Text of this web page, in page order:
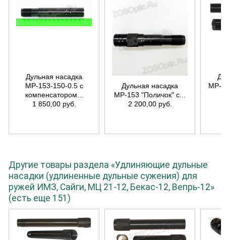
Дульная насадка
МР-153-150-0.5 с
компенсатором...
1 850,00 руб.
Дульная насадка
МР-153 "Поличок" с...
2 200,00 руб.
МР-
Другие товары раздела «Удлиняющие дульные
насадки (удлиненные дульные сужения) для
ружей ИМЗ, Сайги, МЦ 21-12, Бекас-12, Вепрь-12»
(есть еще 151)